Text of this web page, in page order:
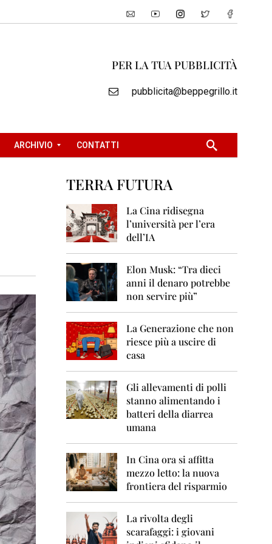
PER LA TUA PUBBLICITÀ
pubblicita@beppegrillo.it
ARCHIVIO
2
0
0
7
2
0
0
2
0
0
9
2
0
1
0
2
CONTATTI
TERRA FUTURA
La Cina ridisegna
l’università per l’era
dell’IA
Elon Musk: “Tra dieci
anni il denaro potrebbe
non servire più”
La Generazione che non
riesce più a uscire di
casa
Gli allevamenti di polli
stanno alimentando i
batteri della diarrea
umana
In Cina ora si affitta
mezzo letto: la nuova
frontiera del risparmio
La rivolta degli
scarafaggi: i giovani